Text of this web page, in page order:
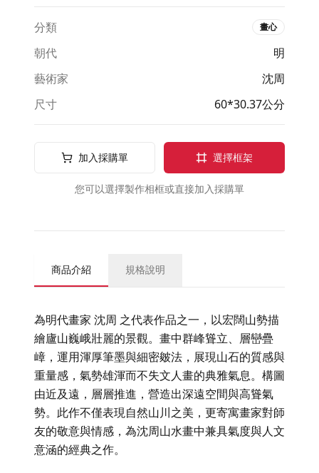
分類 畫心
朝代
明
藝術家
沈周
尺寸
60*30.37公分
加入採購單 選擇框架
您可以選擇製作相框或直接加入採購單
商品介紹 規格說明
為明代畫家 沈周 之代表作品之一，以宏闊山勢描
繪廬山巍峨壯麗的景觀。畫中群峰聳立、層巒疊
嶂，運用渾厚筆墨與細密皴法，展現山石的質感與
重量感，氣勢雄渾而不失文人畫的典雅氣息。構圖
由近及遠，層層推進，營造出深遠空間與高聳氣
勢。此作不僅表現自然山川之美，更寄寓畫家對師
友的敬意與情感，為沈周山水畫中兼具氣度與人文
意涵的經典之作。